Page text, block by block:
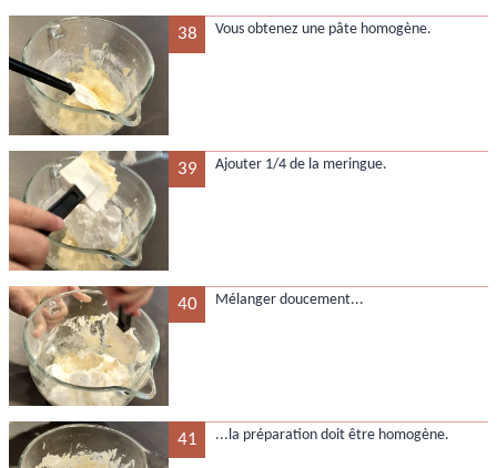
38 Vous obtenez une pâte homogène.
39 Ajouter 1/4 de la meringue.
40 Mélanger doucement...
41 ...la préparation doit être homogène.